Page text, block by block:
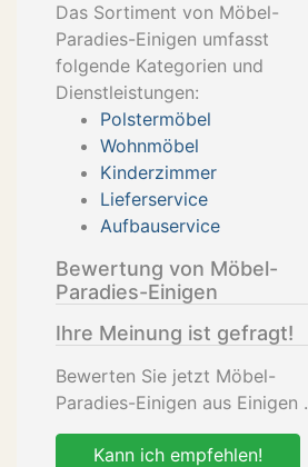
Das Sortiment von Möbel-
Paradies-Einigen umfasst
folgende Kategorien und
Dienstleistungen:
Polstermöbel
Wohnmöbel
Kinderzimmer
Lieferservice
Aufbauservice
Bewertung von Möbel-
Paradies-Einigen
Ihre Meinung ist gefragt!
Bewerten Sie jetzt Möbel-
Paradies-Einigen aus Einigen .
Kann ich empfehlen!